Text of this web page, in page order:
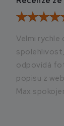
Velmi rychle
odpovídá
popisu z